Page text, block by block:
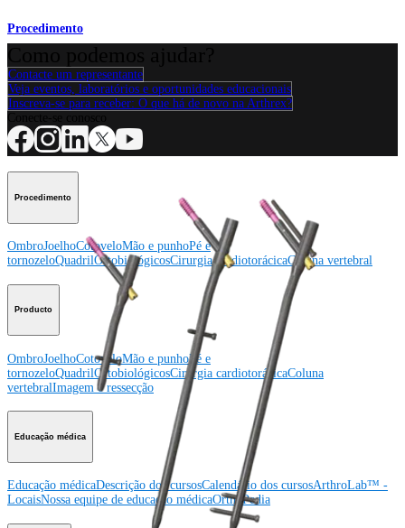
Procedimento
Contacte um representante
Veja eventos, laboratórios e oportunidades educacionais
Inscreva-se para receber: O que há de novo na Arthrex?
Procedimento
OmbroJoelhoCotoveloMão e punhoPé e
tornozeloQuadrilOrtobiológicosCirurgia cardiotorácicaColuna vertebral
Producto
OmbroJoelhoCotoveloMão e punhoPé e
tornozeloQuadrilOrtobiológicosCirurgia cardiotorácicaColuna
vertebralImagem e ressecção
Educação médica
Educação médicaDescrição dos cursosCalendário dos cursosArthroLab™ -
LocaisNossa equipe de educação médicaOrthoPedia